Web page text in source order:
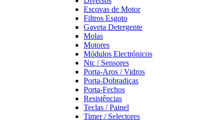
Escovas de Motor
Filtros Esgoto
Gaveta Detergente
Molas
Motores
Módulos Electrónicos
Ntc / Sensores
Porta-Aros / Vidros
Porta-Dobradiças
Porta-Fechos
Resistências
Teclas / Painel
Timer / Selectores